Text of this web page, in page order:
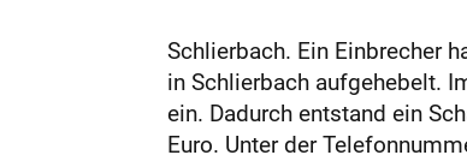
Schlierbach. Ein Einbrecher
in Schlierbach aufgehebelt.
ein. Dadurch entstand ein
Euro. Unter der